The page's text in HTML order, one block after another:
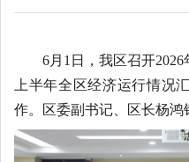
6月1日，我区召开
上半年全区经济运行情况
作。区委副书记、区长杨鸿